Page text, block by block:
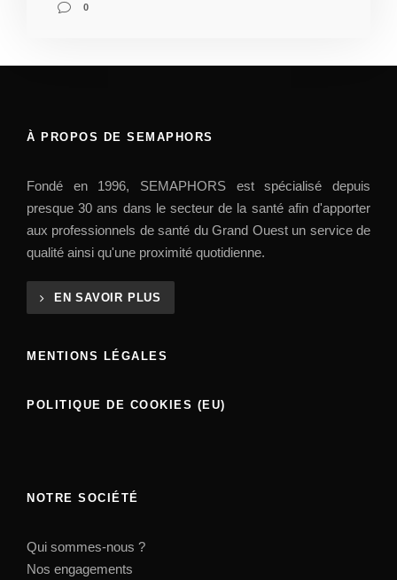
0
À PROPOS DE SEMAPHORS
Fondé en 1996, SEMAPHORS est spécialisé depuis
presque 30 ans dans le secteur de la santé afin d'apporter
aux professionnels de santé du Grand Ouest un service de
qualité ainsi qu'une proximité quotidienne.
EN SAVOIR PLUS
MENTIONS LÉGALES
POLITIQUE DE COOKIES (EU)
NOTRE SOCIÉTÉ
Qui sommes-nous ?
Nos engagements